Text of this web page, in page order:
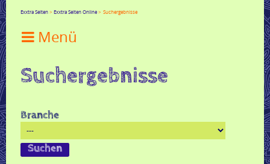
Exxtra Seiten Exxtra Seiten Online Suchergebnisse

Suchergebnisse
Branche